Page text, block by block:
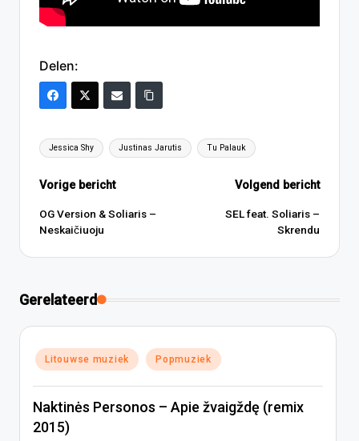
Delen:
Tags:
Jessica Shy Justinas Jarutis Tu Palauk
Bericht
navigatie
Vorige bericht
OG Version & Soliaris –
Neskaičiuoju
Volgend bericht
SEL feat. Soliaris –
Skrendu
Gerelateerd
Geplaatst
in
Litouwse muziek Popmuziek
Naktinės Personos – Apie žvaigždę (remix
2015)